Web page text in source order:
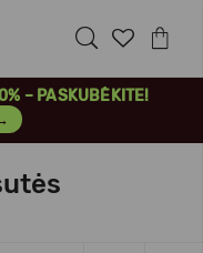
– PASKUBĖKITE!